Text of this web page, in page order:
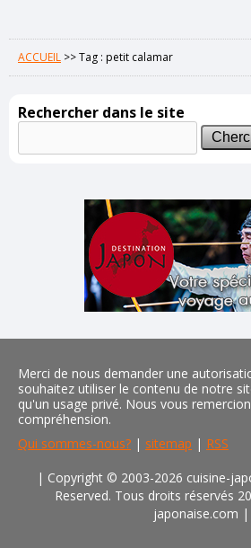
ACCUEIL >>Tag : petit calamar
Rechercher dans le site
Merci de nous demander une
souhaitez utiliser le contenu de notre
qu'un usage privé. Nous vous
compréhension.
Qui sommes-nous? | sitemap | RSS
| Copyright © 2003-2026 cuisine-
Reserved. Tous droits réservés
japonaise.com |